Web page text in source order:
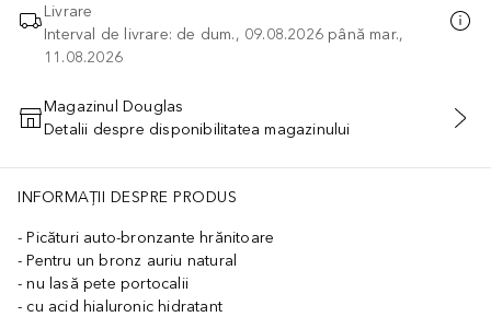
Livrare
Interval de livrare: de dum., 09.08.2026 până mar.,
11.08.2026
ADĂUGAȚI ÎN COŞ
Magazinul Douglas
Detalii despre disponibilitatea magazinului
INFORMAȚII DESPRE PRODUS
Picături auto-bronzante hrănitoare
Pentru un bronz auriu natural
nu lasă pete portocalii
cu acid hialuronic hidratant